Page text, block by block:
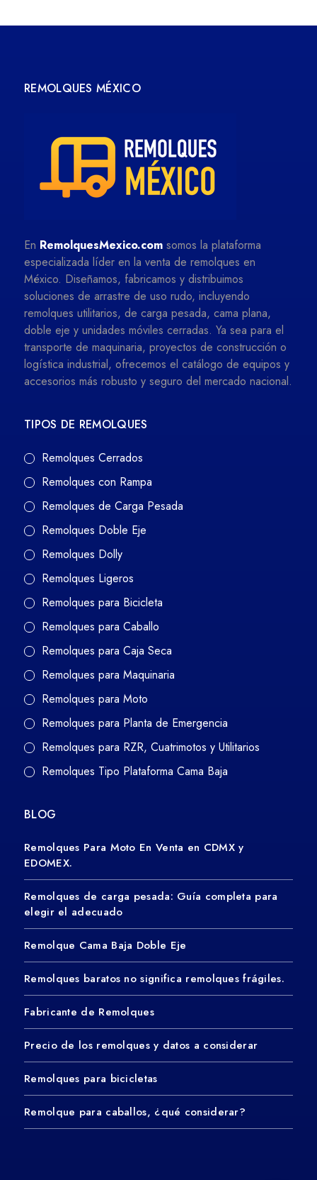
REMOLQUES MÉXICO
En RemolquesMexico.com somos la plataforma
especializada líder en la venta de remolques en
México. Diseñamos, fabricamos y distribuimos
soluciones de arrastre de uso rudo, incluyendo
remolques utilitarios, de carga pesada, cama plana,
doble eje y unidades móviles cerradas. Ya sea para el
transporte de maquinaria, proyectos de construcción o
logística industrial, ofrecemos el catálogo de equipos y
accesorios más robusto y seguro del mercado nacional.
TIPOS DE REMOLQUES
Remolques Cerrados
Remolques con Rampa
Remolques de Carga Pesada
Remolques Doble Eje
Remolques Dolly
Remolques Ligeros
Remolques para Bicicleta
Remolques para Caballo
Remolques para Caja Seca
Remolques para Maquinaria
Remolques para Moto
Remolques para Planta de Emergencia
Remolques para RZR, Cuatrimotos y Utilitarios
Remolques Tipo Plataforma Cama Baja
BLOG
Remolques Para Moto En Venta en CDMX y
EDOMEX.
Remolques de carga pesada: Guía completa para
elegir el adecuado
Remolque Cama Baja Doble Eje
Remolques baratos no significa remolques frágiles.
Fabricante de Remolques
Precio de los remolques y datos a considerar
Remolques para bicicletas
Remolque para caballos, ¿qué considerar?